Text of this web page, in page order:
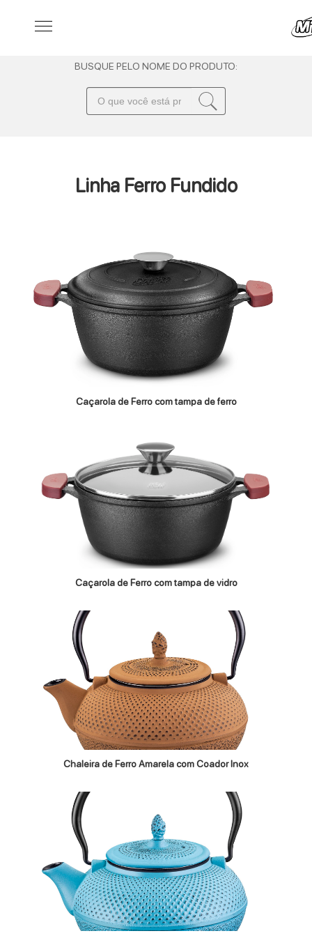
BUSQUE PELO NOME DO PRODUTO:
Linha Ferro Fundido
Caçarola de Ferro com tampa de ferro
Caçarola de Ferro com tampa de vidro
Chaleira de Ferro Amarela com Coador Inox